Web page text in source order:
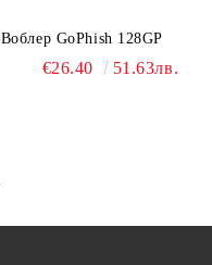
Воблер GoPhish 128GP
€26.40 51.63лв.